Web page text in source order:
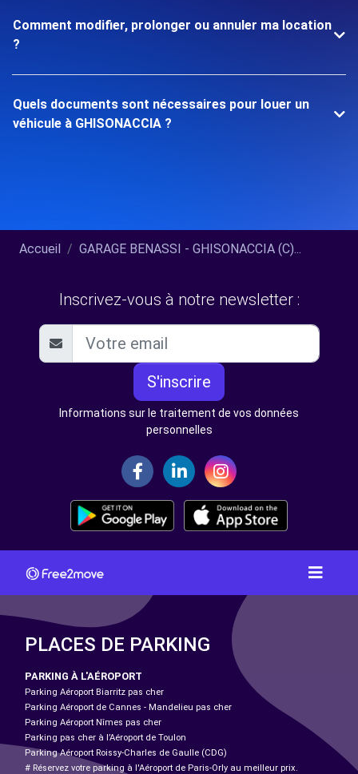
Comment modifier, prolonger ou annuler ma location
?
Quels documents sont nécessaires pour louer un
véhicule à GHISONACCIA ?
Accueil GARAGE BENASSI - GHISONACCIA (C)...
Inscrivez-vous à notre newsletter :
S'inscrire
Informations sur le traitement de vos données
personnelles
PLACES DE PARKING
PARKING À L'AÉROPORT
Parking Aéroport Biarritz pas cher
Parking Aéroport de Cannes - Mandelieu pas cher
Parking Aéroport Nîmes pas cher
Parking pas cher à l’Aéroport de Toulon
Parking Aéroport Roissy-Charles de Gaulle (CDG)
# Réservez votre parking à l'Aéroport de Paris-Orly au meilleur prix.